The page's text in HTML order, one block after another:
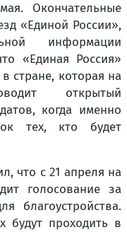
Окончательные
«Единой России»,
информации
«Единая Россия»
стране, которая на
открытый
когда именно
тех, кто будет
что с 21 апреля на
голосование за
благоустройства.
будут проходить в